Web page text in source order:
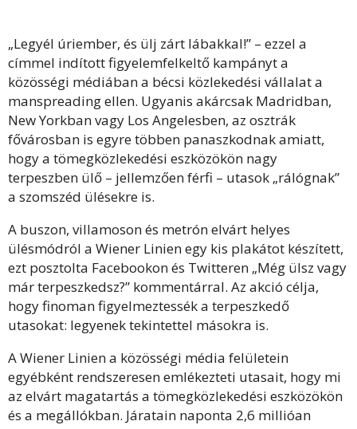
„Legyél úriember, és ülj zárt lábakkal!” – ezzel a
címmel indított figyelemfelkeltő kampányt a
közösségi médiában a bécsi közlekedési vállalat a
manspreading ellen. Ugyanis akárcsak Madridban,
New Yorkban vagy Los Angelesben, az osztrák
fővárosban is egyre többen panaszkodnak amiatt,
hogy a tömegközlekedési eszközökön nagy
terpeszben ülő – jellemzően férfi – utasok „rálógnak”
a szomszéd ülésekre is.
A buszon, villamoson és metrón elvárt helyes
ülésmódról a Wiener Linien egy kis plakátot készített,
ezt posztolta Facebookon és Twitteren „Még ülsz vagy
már terpeszkedsz?” kommentárral. Az akció célja,
hogy finoman figyelmeztessék a terpeszkedő
utasokat: legyenek tekintettel másokra is.
A Wiener Linien a közösségi média felületein
egyébként rendszeresen emlékezteti utasait, hogy mi
az elvárt magatartás a tömegközlekedési eszközökön
és a megállókban. Járatain naponta 2,6 millióan